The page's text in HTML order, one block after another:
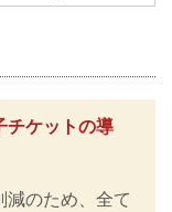
開に際し、日本スポ
スポーツイベント
大予防ガイドライ
た禁止事項を設け
チケットの導
減のため、全て